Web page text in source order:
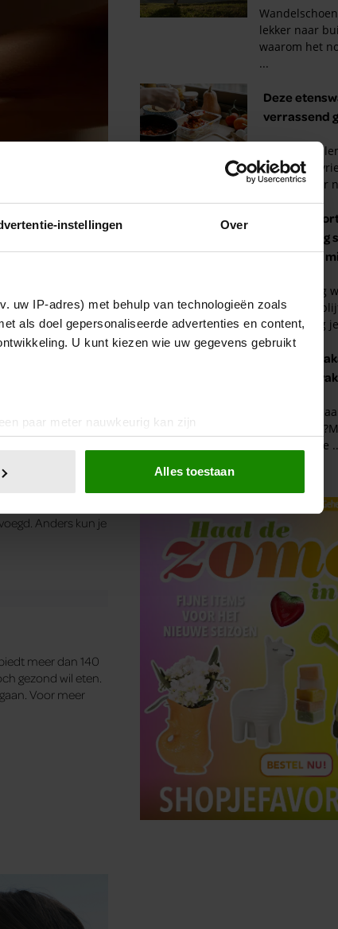
instellingen Over
uw IP-adres) met behulp van technologieën zoals
als doel gepersonaliseerde advertenties en content,
U kunt kiezen wie uw gegevens gebruikt
paar meter nauwkeurig kan zijn
eigenschappen (fingerprinting)
functies voor social media te bieden en om ons
van onze site met onze partners voor social
combineren met andere informatie die u aan ze heeft
services. U gaat akkoord met onze cookies als u
Alles toestaan
en door te
vezels. Soms is
meer
uit
Anders kun je
meer dan 140
gezond wil eten.
Voor meer